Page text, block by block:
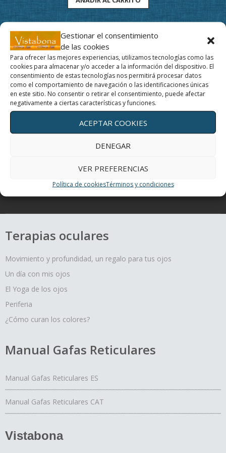
Gestionar el consentimiento
de las cookies
Para ofrecer las mejores experiencias, utilizamos tecnologías como las
cookies para almacenar y/o acceder a la información del dispositivo. El
consentimiento de estas tecnologías nos permitirá procesar datos
como el comportamiento de navegación o las identificaciones únicas
en este sitio. No consentir o retirar el consentimiento, puede afectar
negativamente a ciertas características y funciones.
ACEPTAR COOKIES
DENEGAR
VER PREFERENCIAS
Política de cookiesTérminos y condiciones
original
73,43€.
actual
65,00€.
Movimiento y profundidad, un regalo para tus ojos
Un día con mis ojos
Terapias oculares
Movimiento y profundidad, un regalo para tus ojos
Un día con mis ojos
El Yoga de los ojos
Periferia
¿Cómo curan los colores?
Manual Gafas Reticulares
Manual Gafas Reticulares ES
Manual Gafas Reticulares CAT
Vistabona